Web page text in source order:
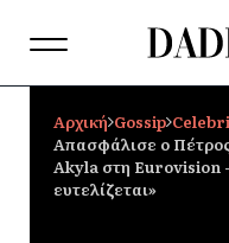
Αρχική Gossip
Απασφάλισε ο Πέτρος
Akyla στη Eurovision
ευτελίζεται»